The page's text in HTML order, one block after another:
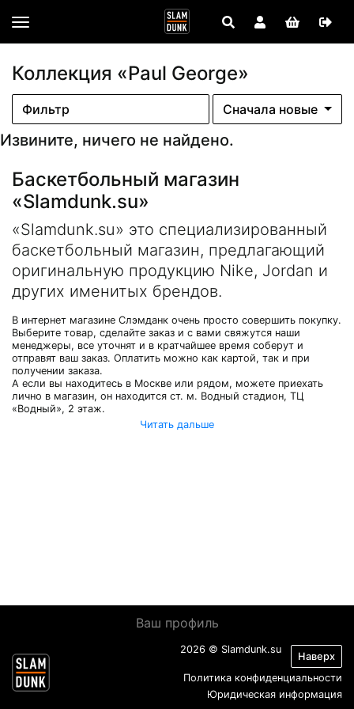
Коллекция «Paul George»
Фильтр Сначала новые
Извините, ничего не найдено.
Баскетбольный магазин
«Slamdunk.su»
«Slamdunk.su» это специализированный
баскетбольный магазин, предлагающий
оригинальную продукцию Nike, Jordan и
других именитых брендов.
В интернет магазине Слэмданк очень просто совершить покупку.
Выберите товар, сделайте заказ и с вами свяжутся наши
менеджеры, все уточнят и в кратчайшее время соберут и
отправят ваш заказ. Оплатить можно как картой, так и при
получении заказа.
А если вы находитесь в Москве или рядом, можете приехать
лично в магазин, он находится ст. м. Водный стадион, ТЦ
«Водный», 2 этаж.
Читать дальше
Ваш профиль
Наверх
Политика конфиденциальности
Юридическая информация
2026 © Slamdunk.su